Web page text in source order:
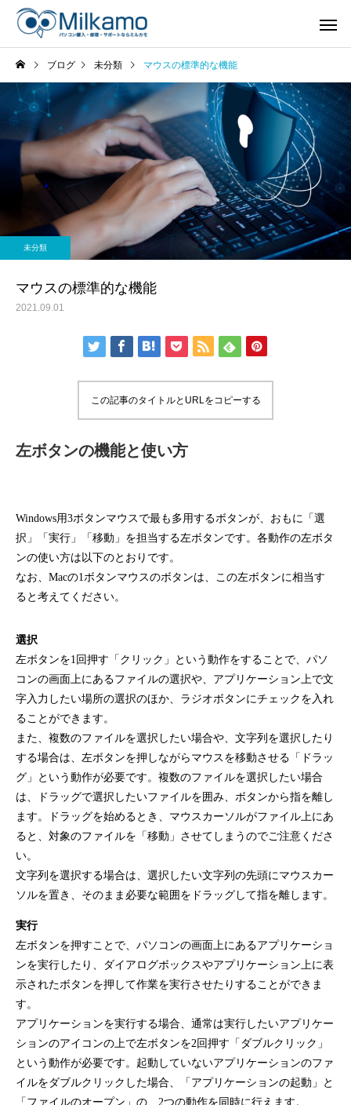
ブログ 未分類 マウスの標準的な機能
未分類
マウスの標準的な機能
2021.09.01
この記事のタイトルとURLをコピーする
左ボタンの機能と使い方
Windows用3ボタンマウスで最も多用するボタンが、おもに「選
択」「実行」「移動」を担当する左ボタンです。各動作の左ボタ
ンの使い方は以下のとおりです。
なお、Macの1ボタンマウスのボタンは、この左ボタンに相当す
ると考えてください。
選択
左ボタンを1回押す「クリック」という動作をすることで、パソ
コンの画面上にあるファイルの選択や、アプリケーション上で文
字入力したい場所の選択のほか、ラジオボタンにチェックを入れ
ることができます。
また、複数のファイルを選択したい場合や、文字列を選択したり
する場合は、左ボタンを押しながらマウスを移動させる「ドラッ
グ」という動作が必要です。複数のファイルを選択したい場合
は、ドラッグで選択したいファイルを囲み、ボタンから指を離し
ます。ドラッグを始めるとき、マウスカーソルがファイル上にあ
ると、対象のファイルを「移動」させてしまうのでご注意くださ
い。
文字列を選択する場合は、選択したい文字列の先頭にマウスカー
ソルを置き、そのまま必要な範囲をドラッグして指を離します。
実行
左ボタンを押すことで、パソコンの画面上にあるアプリケーショ
ンを実行したり、ダイアログボックスやアプリケーション上に表
示されたボタンを押して作業を実行させたりすることができま
す。
アプリケーションを実行する場合、通常は実行したいアプリケー
ションのアイコンの上で左ボタンを2回押す「ダブルクリック」
という動作が必要です。起動していないアプリケーションのファ
イルをダブルクリックした場合、「アプリケーションの起動」と
「ファイルのオープン」の、2つの動作を同時に行えます。